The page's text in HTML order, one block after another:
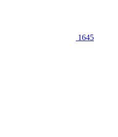
1645